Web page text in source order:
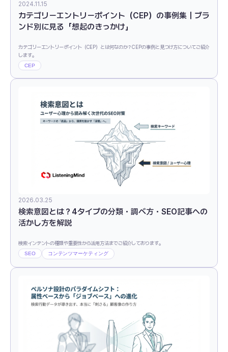
2024.11.15
カテゴリーエントリーポイント（CEP）の事例集｜ブラ
ンド別に見る「想起のきっかけ」
カテゴリーエントリーポイント（CEP）とは何なのか？CEPの事例と見つけ方についてご紹介
します。
CEP
2026.03.25
検索意図とは？4タイプの分類・調べ方・SEO記事への
活かし方を解説
検索インテントの種類や重要性から活用方法までご紹介しております。
SEO コンテンツマーケティング